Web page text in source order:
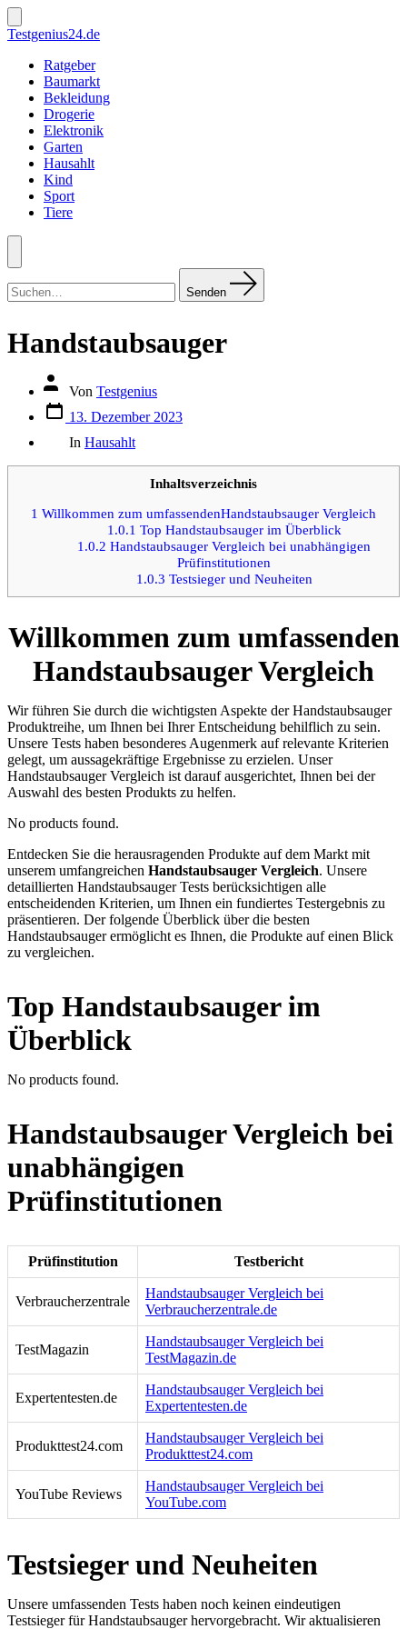
Zum
Inhalt
springen
Suche
ein-/ausblenden
Testgenius24.de
Ratgeber
Baumarkt
Bekleidung
Drogerie
Elektronik
Garten
Hausahlt
Kind
Sport
Tiere
Menü
nach:
Senden
Handstaubsauger
Autor
Beitrags
Von Testgenius
Datum
des
Beitrags
13. Dezember 2023
In Hausahlt
Inhaltsverzeichnis
1 Willkommen zum umfassendenHandstaubsauger Vergleich
1.0.1 Top Handstaubsauger im Überblick
1.0.2 Handstaubsauger Vergleich bei unabhängigen
Prüfinstitutionen
1.0.3 Testsieger und Neuheiten
Willkommen zum umfassenden
Handstaubsauger Vergleich
Wir führen Sie durch die wichtigsten Aspekte der Handstaubsauger
Produktreihe, um Ihnen bei Ihrer Entscheidung behilflich zu sein.
Unsere Tests haben besonderes Augenmerk auf relevante Kriterien
gelegt, um aussagekräftige Ergebnisse zu erzielen. Unser
Handstaubsauger Vergleich ist darauf ausgerichtet, Ihnen bei der
Auswahl des besten Produkts zu helfen.
No products found.
Entdecken Sie die herausragenden Produkte auf dem Markt mit
unserem umfangreichen Handstaubsauger Vergleich. Unsere
detaillierten Handstaubsauger Tests berücksichtigen alle
entscheidenden Kriterien, um Ihnen ein fundiertes Testergebnis zu
präsentieren. Der folgende Überblick über die besten
Handstaubsauger ermöglicht es Ihnen, die Produkte auf einen Blick
zu vergleichen.
Top Handstaubsauger im
Überblick
No products found.
Handstaubsauger Vergleich bei
unabhängigen
Prüfinstitutionen
Prüfinstitution Testbericht
Verbraucherzentrale
Handstaubsauger Vergleich bei
Verbraucherzentrale.de
TestMagazin
Handstaubsauger Vergleich bei
TestMagazin.de
Expertentesten.de
Handstaubsauger Vergleich bei
Expertentesten.de
Produkttest24.com
Handstaubsauger Vergleich bei
Produkttest24.com
YouTube Reviews
Handstaubsauger Vergleich bei
YouTube.com
Testsieger und Neuheiten
Unsere umfassenden Tests haben noch keinen eindeutigen
Testsieger für Handstaubsauger hervorgebracht. Wir aktualisieren